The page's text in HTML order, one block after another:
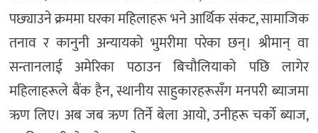
पछ्याउने क्रममा घरका महिलाहरू भने आर्थिक संकट, सामाजिक
तनाव र कानुनी अन्यायको भुमरीमा परेका छन्। श्रीमान् वा
सन्तानलाई अमेरिका पठाउन बिचौलियाको पछि लागेर
महिलाहरूले बैंक हैन, स्थानीय साहुकारहरूसँग मनपरी ब्याजमा
ऋण लिए। अब जब ऋण तिर्ने बेला आयो, उनीहरू चर्को ब्याज,